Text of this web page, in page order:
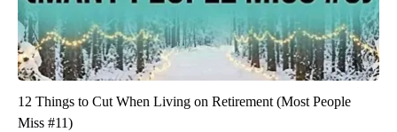
12 Things to Cut When Living on Retirement (Most People
Miss #11)